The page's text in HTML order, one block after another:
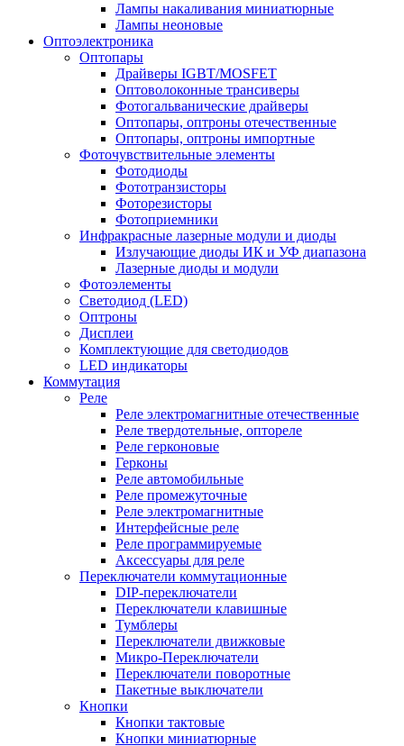
Лампы накаливания миниатюрные
Лампы неоновые
Оптоэлектроника
Оптопары
Драйверы IGBT/MOSFET
Оптоволоконные трансиверы
Фотогальванические драйверы
Оптопары, оптроны отечественные
Оптопары, оптроны импортные
Фоточувствительные элементы
Фотодиоды
Фототранзисторы
Фоторезисторы
Фотоприемники
Инфракрасные лазерные модули и диоды
Излучающие диоды ИК и УФ диапазона
Лазерные диоды и модули
Фотоэлементы
Светодиод (LED)
Оптроны
Дисплеи
Комплектующие для светодиодов
LED индикаторы
Коммутация
Реле
Реле электромагнитные отечественные
Реле твердотельные, оптореле
Реле герконовые
Герконы
Реле автомобильные
Реле промежуточные
Реле электромагнитные
Интерфейсные реле
Реле программируемые
Аксессуары для реле
Переключатели коммутационные
DIP-переключатели
Переключатели клавишные
Тумблеры
Переключатели движковые
Микро-Переключатели
Переключатели поворотные
Пакетные выключатели
Кнопки
Кнопки тактовые
Кнопки миниатюрные